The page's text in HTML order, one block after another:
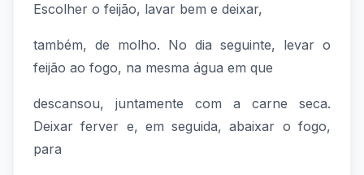
Escolher o feijão, lavar bem e deixar,
também, de molho. No dia seguinte, levar o
feijão ao fogo, na mesma água em que
descansou, juntamente com a carne seca.
Deixar ferver e, em seguida, abaixar o fogo,
para